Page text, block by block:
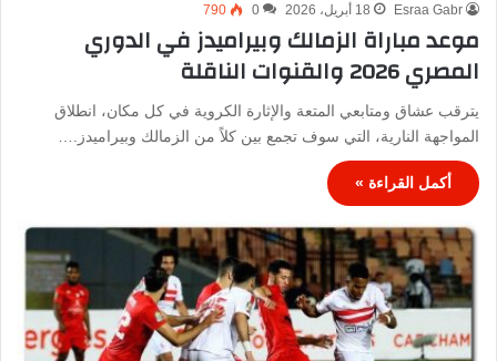
Esraa Gabr 18 أبريل، 2026 0
790
موعد مباراة الزمالك وبيراميدز في الدوري
المصري 2026 والقنوات الناقلة
يترقب عشاق ومتابعي المتعة والإثارة الكروية في كل مكان، انطلاق
المواجهة النارية، التي سوف تجمع بين كلاً من الزمالك وبيراميدز.…
أكمل القراءة »